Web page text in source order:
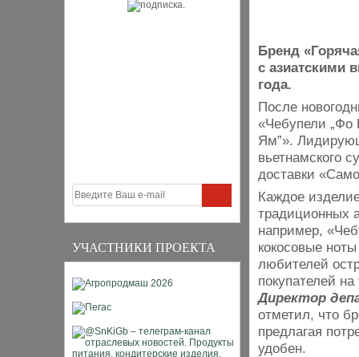
УЧАСТНИКИ ПРОЕКТА
Бренд
с азиатскими
года.
После
«Чебупели „Фо
Ям”».
вьетнамского
доставки
Каждое
традиционных
например,
кокосовые
любителей
покупателей
Директор
отметил, что
предлагая
удобен.